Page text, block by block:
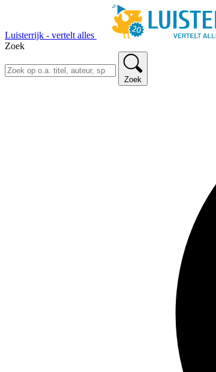
Luisterrijk - vertelt alles
Zoek
Zoek